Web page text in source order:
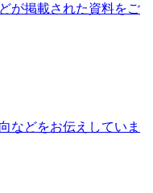
が掲載された資料をご
などをお伝えしていま